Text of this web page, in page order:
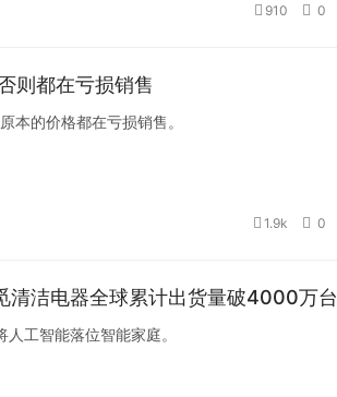
910 0
则都在亏损销售
本的价格都在亏损销售。
1.9k 0
清洁电器全球累计出货量破4000万台
工智能落位智能家庭。